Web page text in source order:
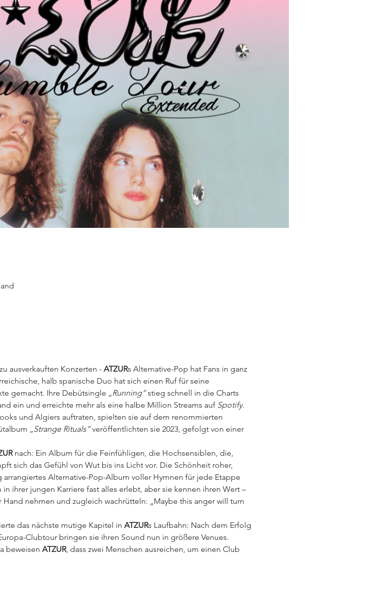
ausverkauften Konzerten - ATZURs Alternative-Pop hat Fans in ganz
halb spanische Duo hat sich einen Ruf für seine
gemacht. Ihre Debütsingle „Running“ stieg schnell in die Charts
ein und erreichte mehr als eine halbe Million Streams auf Spotify.
und Algiers auftraten, spielten sie auf dem renommierten
„Strange Rituals” veröffentlichten sie 2023, gefolgt von einer
nach: Ein Album für die Feinfühligen, die Hochsensiblen, die,
sich das Gefühl von Wut bis ins Licht vor. Die Schönheit roher,
Alternative-Pop-Album voller Hymnen für jede Etappe
in ihrer jungen Karriere fast alles erlebt, aber sie kennen ihren Wert –
nehmen und zugleich wachrütteln: „Maybe this anger will turn
das nächste mutige Kapitel in ATZURs Laufbahn: Nach dem Erfolg
Clubtour bringen sie ihren Sound nun in größere Venues.
beweisen ATZUR, dass zwei Menschen ausreichen, um einen Club